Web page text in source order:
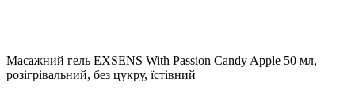
Масажний гель EXSENS With Passion Candy Apple 50 мл,
розігрівальний, без цукру, їстівний